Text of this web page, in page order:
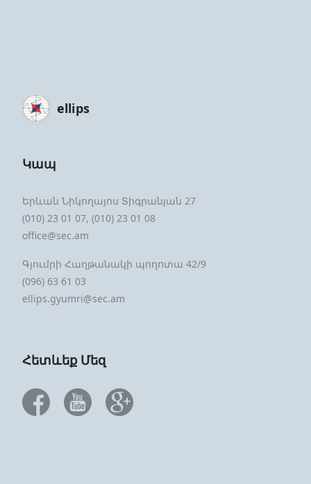
ellips
Կապ
Երևան Նիկողայոս Տիգրանյան 27
(010) 23 01 07, (010) 23 01 08
office@sec.am
Գյումրի Հաղթանակի պողոտա 42/9
(096) 63 61 03
ellips.gyumri@sec.am
Հետևեք Մեզ